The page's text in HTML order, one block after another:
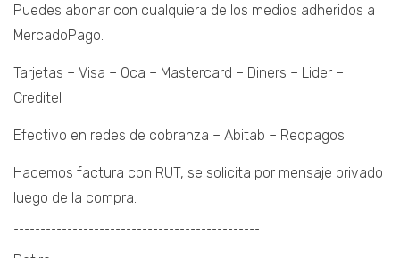
Puedes abonar con cualquiera de los medios adheridos a
MercadoPago.
Tarjetas – Visa – Oca – Mastercard – Diners – Lider –
Creditel
Efectivo en redes de cobranza – Abitab – Redpagos
Hacemos factura con RUT, se solicita por mensaje privado
luego de la compra.
¯¯¯¯¯¯¯¯¯¯¯¯¯¯¯¯¯¯¯¯¯¯¯¯¯¯¯¯¯¯¯¯¯¯¯¯¯¯¯¯¯¯¯¯¯¯